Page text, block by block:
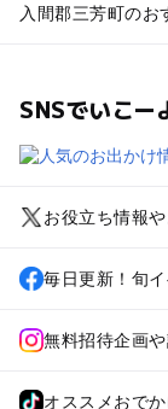
入間郡三芳町のお
SNSでいこー
お役立ち情報
毎日更新！旬
無料招待企画
オススメおで